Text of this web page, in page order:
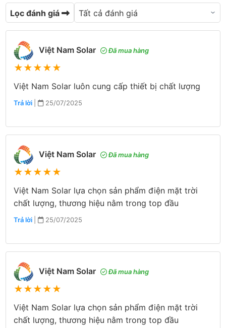
Lọc đánh giá
Việt Nam Solar Đã mua hàng
★★★★★
Việt Nam Solar luôn cung cấp thiết bị chất lượng
Trả lời | 25/07/2025
Việt Nam Solar Đã mua hàng
★★★★★
Việt Nam Solar lựa chọn sản phẩm điện mặt trời
chất lượng, thương hiệu nằm trong top đầu
Trả lời | 25/07/2025
Việt Nam Solar Đã mua hàng
★★★★★
Việt Nam Solar lựa chọn sản phẩm điện mặt trời
chất lượng, thương hiệu nằm trong top đầu